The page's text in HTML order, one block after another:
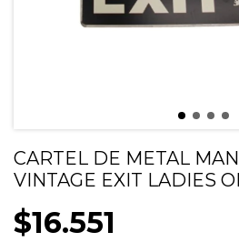
CARTEL DE METAL
VINTAGE EXIT LADIES
$16.551